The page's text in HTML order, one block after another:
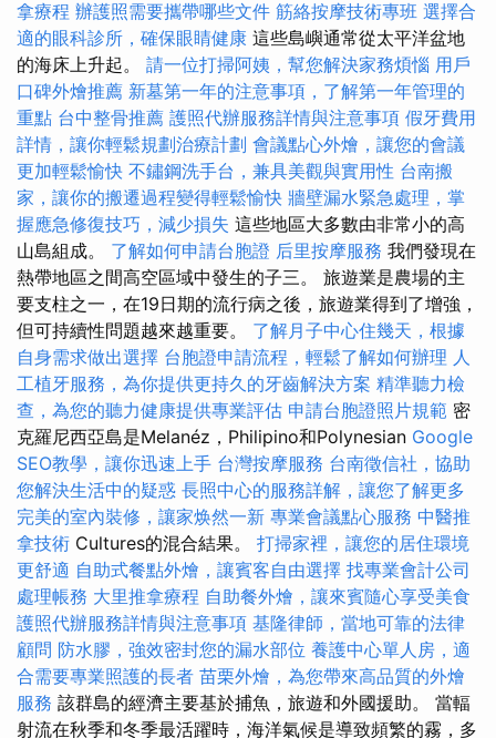
拿療程 辦護照需要攜帶哪些文件 筋絡按摩技術專班 選擇合
適的眼科診所，確保眼睛健康 這些島嶼通常從太平洋盆地
的海床​​上升起。 請一位打掃阿姨，幫您解決家務煩惱 用戶
口碑外燴推薦 新墓第一年的注意事項，了解第一年管理的
重點 台中整骨推薦 護照代辦服務詳情與注意事項 假牙費用
詳情，讓你輕鬆規劃治療計劃 會議點心外燴，讓您的會議
更加輕鬆愉快 不鏽鋼洗手台，兼具美觀與實用性 台南搬
家，讓你的搬遷過程變得輕鬆愉快 牆壁漏水緊急處理，掌
握應急修復技巧，減少損失 這些地區大多數由非常小的高
山島組成。 了解如何申請台胞證 后里按摩服務 我們發現在
熱帶地區之間高空區域中發生的子三。 旅遊業是農場的主
要支柱之一，在19日期的流行病之後，旅遊業得到了增強，
但可持續性問題越來越重要。 了解月子中心住幾天，根據
自身需求做出選擇 台胞證申請流程，輕鬆了解如何辦理 人
工植牙服務，為你提供更持久的牙齒解決方案 精準聽力檢
查，為您的聽力健康提供專業評估 申請台胞證照片規範 密
克羅尼西亞島是Melanéz，Philipino和Polynesian Google
SEO教學，讓你迅速上手 台灣按摩服務 台南徵信社，協助
您解決生活中的疑惑 長照中心的服務詳解，讓您了解更多
完美的室內裝修，讓家焕然一新 專業會議點心服務 中醫推
拿技術 Cultures的混合結果。 打掃家裡，讓您的居住環境
更舒適 自助式餐點外燴，讓賓客自由選擇 找專業會計公司
處理帳務 大里推拿療程 自助餐外燴，讓來賓隨心享受美食
護照代辦服務詳情與注意事項 基隆律師，當地可靠的法律
顧問 防水膠，強效密封您的漏水部位 養護中心單人房，適
合需要專業照護的長者 苗栗外燴，為您帶來高品質的外燴
服務 該群島的經濟主要基於捕魚，旅遊和外國援助。 當輻
射流在秋季和冬季最活躍時，海洋氣候是導致頻繁的霧，多